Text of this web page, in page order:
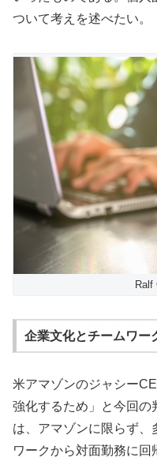
ついて考えを述べたい。
Ralf
企業文化とチームワー
米アマゾンのジャシー
強化するため」と今回の
は、アマゾンに限らず、
ワークから対面勤務に回